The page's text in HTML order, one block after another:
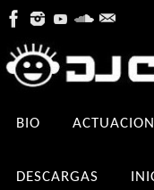
contenido
BIO
DESCARGAS